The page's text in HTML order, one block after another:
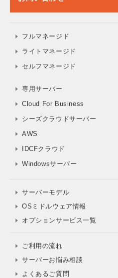
フルマネージド
ライトマネージド
セルフマネージド
専用サーバー
Cloud For Business
シーズクラウドサーバー
AWS
IDCFクラウド
Windowsサーバー
サーバーモデル
OSミドルウェア情報
オプションサービス一覧
ご利用の流れ
サーバーお悩み相談
よくあるご質問